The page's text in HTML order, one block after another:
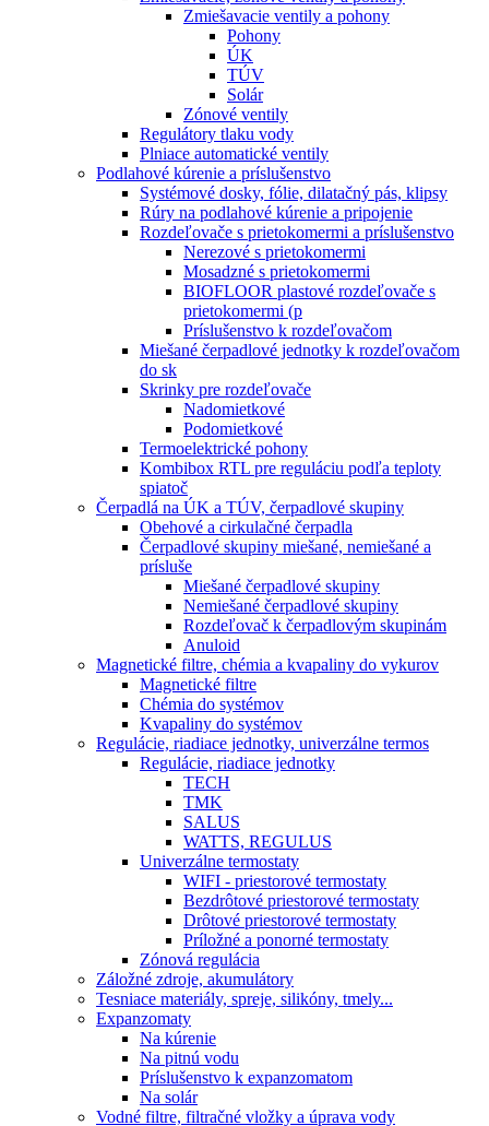
Zmiešavacie ventily a pohony
Pohony
ÚK
TÚV
Solár
Zónové ventily
Regulátory tlaku vody
Plniace automatické ventily
Podlahové kúrenie a príslušenstvo
Systémové dosky, fólie, dilatačný pás, klipsy
Rúry na podlahové kúrenie a pripojenie
Rozdeľovače s prietokomermi a príslušenstvo
Nerezové s prietokomermi
Mosadzné s prietokomermi
BIOFLOOR plastové rozdeľovače s
prietokomermi (p
Príslušenstvo k rozdeľovačom
Miešané čerpadlové jednotky k rozdeľovačom
do sk
Skrinky pre rozdeľovače
Nadomietkové
Podomietkové
Termoelektrické pohony
Kombibox RTL pre reguláciu podľa teploty
spiatoč
Čerpadlá na ÚK a TÚV, čerpadlové skupiny
Obehové a cirkulačné čerpadla
Čerpadlové skupiny miešané, nemiešané a
prísluše
Miešané čerpadlové skupiny
Nemiešané čerpadlové skupiny
Rozdeľovač k čerpadlovým skupinám
Anuloid
Magnetické filtre, chémia a kvapaliny do vykurov
Magnetické filtre
Chémia do systémov
Kvapaliny do systémov
Regulácie, riadiace jednotky, univerzálne termos
Regulácie, riadiace jednotky
TECH
TMK
SALUS
WATTS, REGULUS
Univerzálne termostaty
WIFI - priestorové termostaty
Bezdrôtové priestorové termostaty
Drôtové priestorové termostaty
Príložné a ponorné termostaty
Zónová regulácia
Záložné zdroje, akumulátory
Tesniace materiály, spreje, silikóny, tmely...
Expanzomaty
Na kúrenie
Na pitnú vodu
Príslušenstvo k expanzomatom
Na solár
Vodné filtre, filtračné vložky a úprava vody